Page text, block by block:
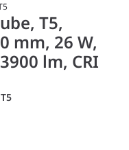
T5,
mm, 26 W,
lm, CRI